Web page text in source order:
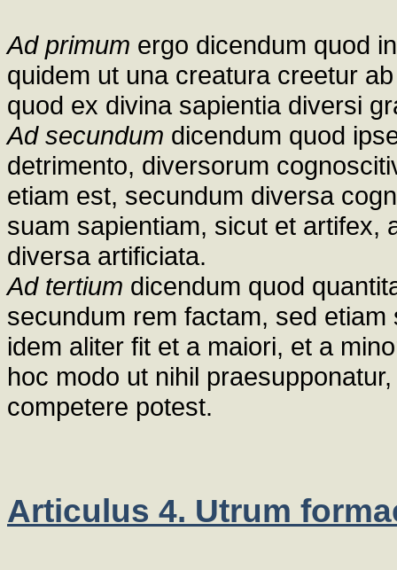
Ad primum ergo dicendum quod
quidem ut una creatura creetur
quod ex divina sapientia diversi
Ad secundum dicendum quod
detrimento, diversorum
etiam est, secundum diversa
suam sapientiam, sicut et artifex,
diversa artificiata.
Ad tertium dicendum quod
secundum rem factam, sed
idem aliter fit et a maiori, et a
hoc modo ut nihil
competere potest.
Articulus 4. Utrum